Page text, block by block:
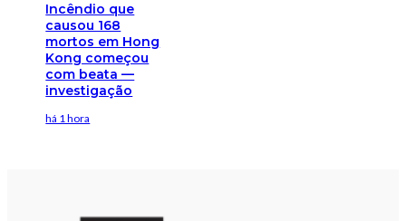
Incêndio que
causou 168
mortos em Hong
Kong começou
com beata —
investigação
há 1 hora